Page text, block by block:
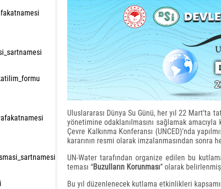
Uluslararası Dünya Su Günü, her yıl 22 Mart’ta
yönetimine odaklanılmasını sağlamak
Çevre Kalkınma Konferansı (UNCED)’nda
kararının resmi olarak imzalanmasından sonra
UN-Water tarafından organize edilen bu
teması “Buzulların Korunması” olarak
Bu yıl düzenlenecek kutlama etkinlikleri